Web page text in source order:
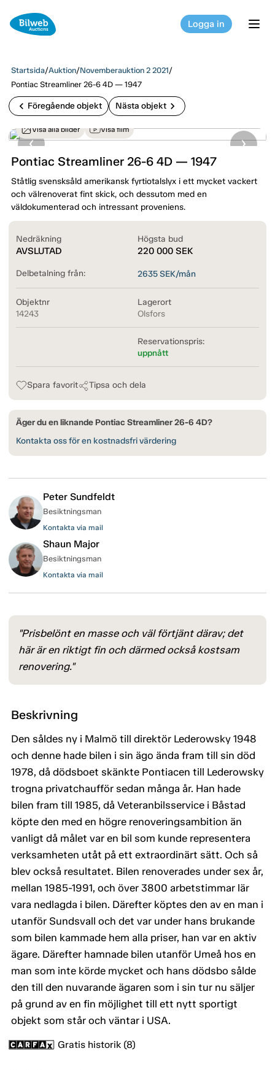
Logga in
Startsida/Auktion/Novemberauktion 2 2021/
Pontiac Streamliner 26-6 4D — 1947
chevron_left Föregående objekt Nästa objekt chevron_right
Visa alla bilder Visa film
Pontiac Streamliner 26-6 4D — 1947
Ståtlig svensksåld amerikansk fyrtiotalslyx i ett mycket vackert
och välrenoverat fint skick, och dessutom med en
väldokumenterad och intressant proveniens.
Nedräkning
AVSLUTAD
Högsta bud
220 000 SEK
Delbetalning från: 2635SEK/mån
Objektnr
14243
Lagerort
Olsfors
Reservationspris:
uppnått
Spara favorit Tipsa och dela
Äger du en liknande Pontiac Streamliner 26-6 4D?
Kontakta oss för en kostnadsfri värdering
Peter Sundfeldt
Besiktningsman
Kontakta via mail
Shaun Major
Besiktningsman
Kontakta via mail
"Prisbelönt en masse och väl förtjänt därav; det
här är en riktigt fin och därmed också kostsam
renovering."
Beskrivning
Den såldes ny i Malmö till direktör Lederowsky 1948
och denne hade bilen i sin ägo ända fram till sin död
1978, då dödsboet skänkte Pontiacen till Lederowsky
trogna privatchaufför sedan många år. Han hade
bilen fram till 1985, då Veteranbilsservice i Båstad
köpte den med en högre renoveringsambition än
vanligt då målet var en bil som kunde representera
verksamheten utåt på ett extraordinärt sätt. Och så
blev också resultatet. Bilen renoverades under sex år,
mellan 1985-1991, och över 3800 arbetstimmar lär
vara nedlagda i bilen. Därefter köptes den av en man i
utanför Sundsvall och det var under hans brukande
som bilen kammade hem alla priser, han var en aktiv
ägare. Därefter hamnade bilen utanför Umeå hos en
man som inte körde mycket och hans dödsbo sålde
den till den nuvarande ägaren som i sin tur nu säljer
på grund av en fin möjlighet till ett nytt sportigt
objekt som står och väntar i USA.
Gratis historik (8)